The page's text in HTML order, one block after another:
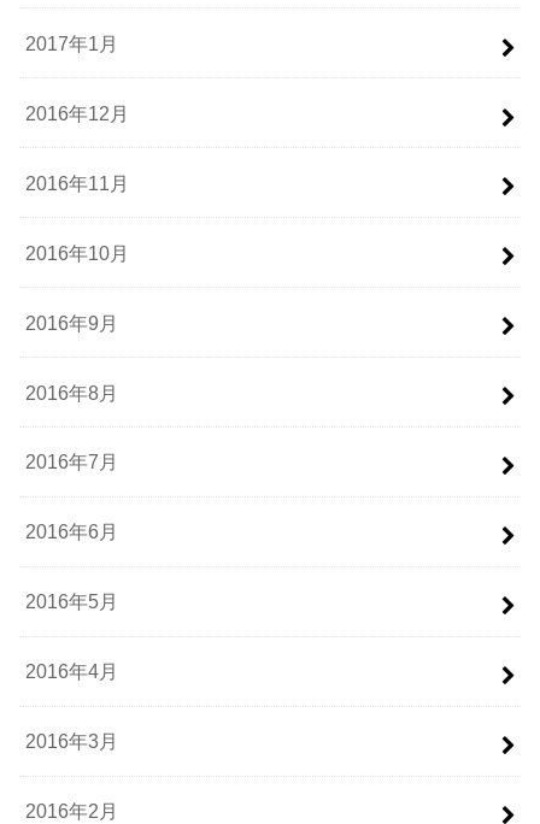
2017年1月
2016年12月
2016年11月
2016年10月
2016年9月
2016年8月
2016年7月
2016年6月
2016年5月
2016年4月
2016年3月
2016年2月